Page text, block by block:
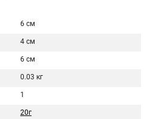
6 см
4 см
6 см
0.03 кг
1
20г